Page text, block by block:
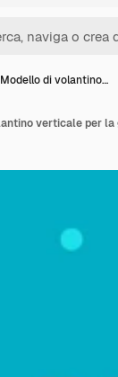
Modello di volantino…